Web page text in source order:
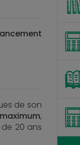
de son
,
20 ans